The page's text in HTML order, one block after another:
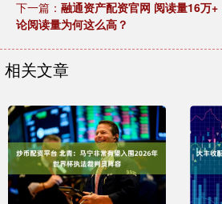
下一篇： 融通资产配资官网 阅读量16万
论阅读量为何这么高？
相关文章